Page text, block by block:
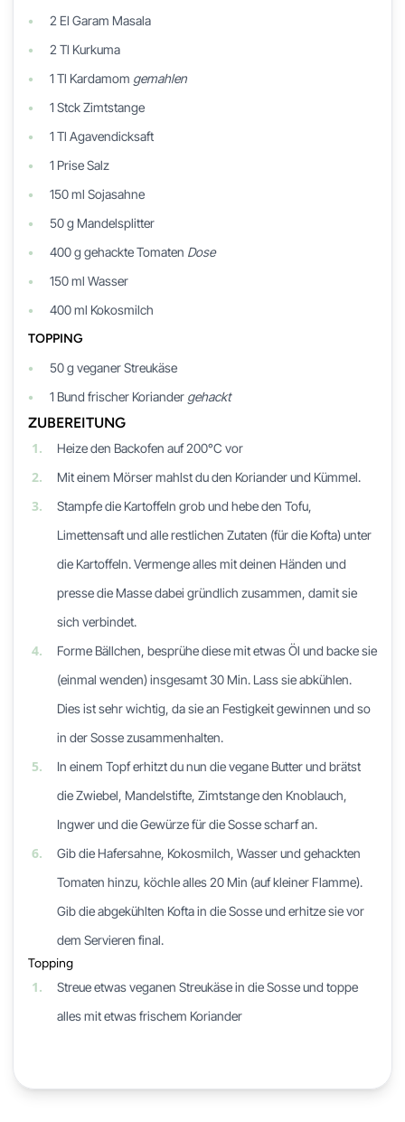
2 El Garam Masala
2 Tl Kurkuma
1 Tl Kardamom gemahlen
1 StckZimtstange
1 Tl Agavendicksaft
1 PriseSalz
150ml Sojasahne
50g Mandelsplitter
400g gehackte Tomaten Dose
150ml Wasser
400ml Kokosmilch
TOPPING
50g veganer Streukäse
1 Bund frischer Koriander gehackt
ZUBEREITUNG
1.
Heize den Backofen auf 200°C vor
2. Mit einem Mörser mahlst du den Koriander und Kümmel.
3.
Stampfe die Kartoffeln grob und hebe den Tofu,
Limettensaft und alle restlichen Zutaten (für die Kofta) unter
die Kartoffeln. Vermenge alles mit deinen Händen und
presse die Masse dabei gründlich zusammen, damit sie
sich verbindet.
4.
Forme Bällchen, besprühe diese mit etwas Öl und backe sie
(einmal wenden) insgesamt 30 Min. Lass sie abkühlen.
Dies ist sehr wichtig, da sie an Festigkeit gewinnen und so
in der Sosse zusammenhalten.
5.
In einem Topf erhitzt du nun die vegane Butter und brätst
die Zwiebel, Mandelstifte, Zimtstange den Knoblauch,
Ingwer und die Gewürze für die Sosse scharf an.
6.
Gib die Hafersahne, Kokosmilch, Wasser und gehackten
Tomaten hinzu, köchle alles 20 Min (auf kleiner Flamme).
Gib die abgekühlten Kofta in die Sosse und erhitze sie vor
dem Servieren final.
Topping
1.
Streue etwas veganen Streukäse in die Sosse und toppe
alles mit etwas frischem Koriander